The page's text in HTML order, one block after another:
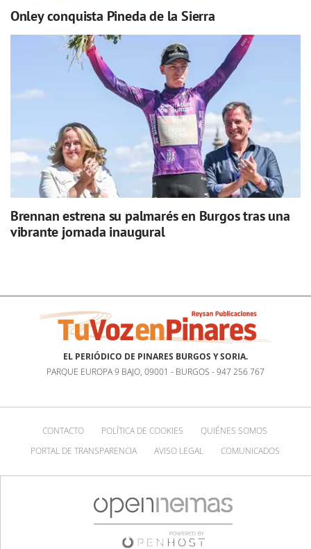
Onley conquista Pineda de la Sierra
Brennan estrena su palmarés en Burgos tras una
vibrante jornada inaugural
EL PERIÓDICO DE PINARES BURGOS Y SORIA.
PARQUE EUROPA 9 BAJO, 09001 - BURGOS - 947 256 767
CONTACTO POLÍTICA DE COOKIES
QUIÉNES SOMOS
PORTAL DE TRANSPARENCIA
AVISO LEGAL COMUNICADOS